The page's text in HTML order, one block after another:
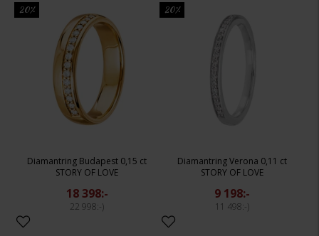
20%
Diamantring Budapest 0,15 ct
STORY OF LOVE
18 398:-
22 998:-
20%
Diamantring Verona 0,11 ct
STORY OF LOVE
9 198:-
11 498:-